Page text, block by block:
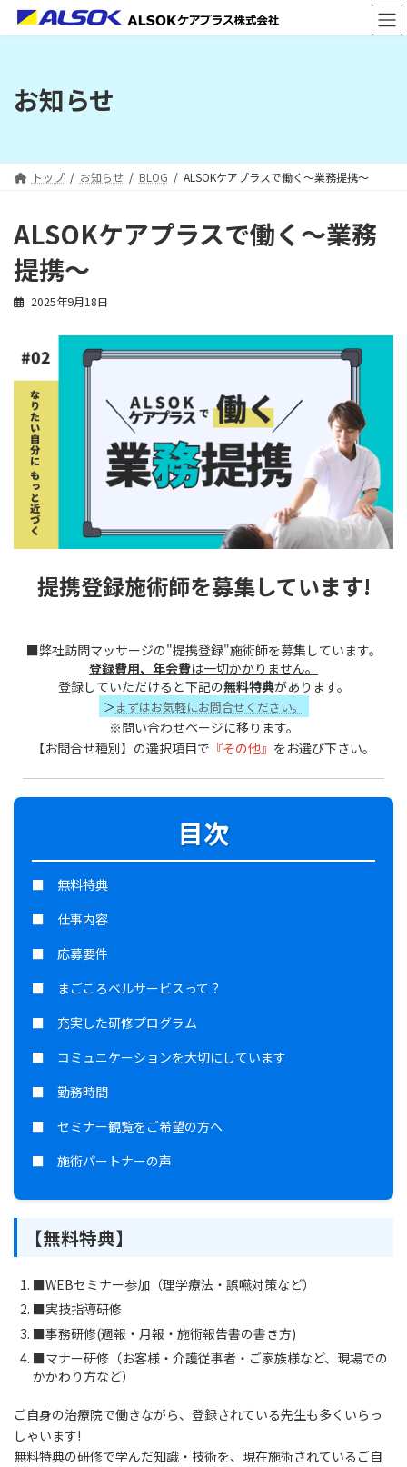
お知らせ
トップ お知らせ BLOG ALSOKケアプラスで働く～業務提携～
ALSOKケアプラスで働く～業務
提携～
2025年9月18日
提携登録施術師を募集しています!
■弊社訪問マッサージの"提携登録"施術師を募集しています。
登録費用、年会費は一切かかりません。
登録していただけると下記の無料特典があります。
＞まずはお気軽にお問合せください。
※問い合わせページに移ります。
【お問合せ種別】の選択項目で 『その他』 をお選び下さい。
目次
■ 無料特典
■ 仕事内容
■ 応募要件
■ まごころベルサービスって？
■ 充実した研修プログラム
■ コミュニケーションを大切にしています
■ 勤務時間
■ セミナー観覧をご希望の方へ
■ 施術パートナーの声
【無料特典】
■WEBセミナー参加（理学療法・誤嚥対策など）
■実技指導研修
■事務研修(週報・月報・施術報告書の書き方)
■マナー研修（お客様・介護従事者・ご家族様など、現場での
かかわり方など）
ご自身の治療院で働きながら、登録されている先生も多くいらっ
しゃいます!
無料特典の研修で学んだ知識・技術を、現在施術されているご自